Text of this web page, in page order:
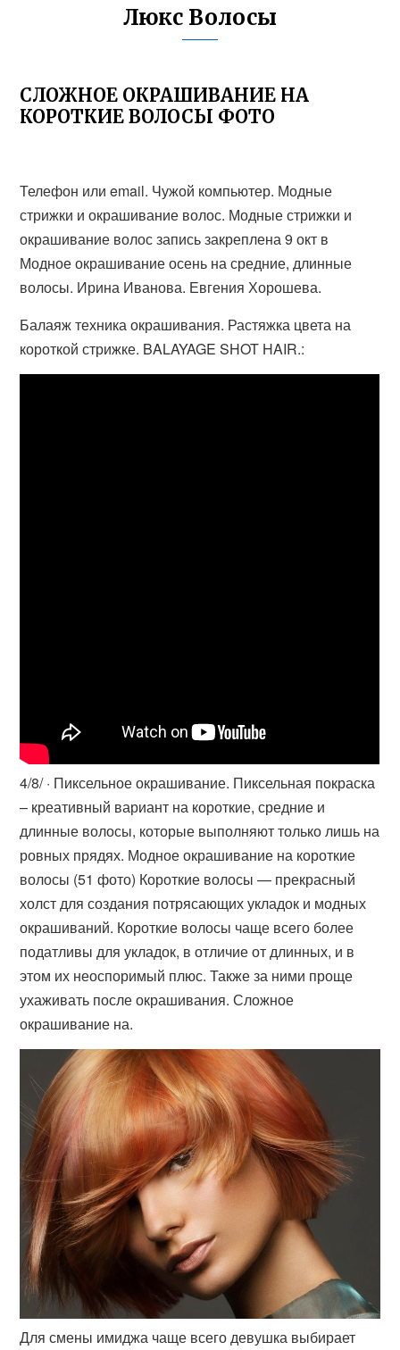
Люкс Волосы
СЛОЖНОЕ ОКРАШИВАНИЕ НА
КОРОТКИЕ ВОЛОСЫ ФОТО
Телефон или email. Чужой компьютер. Модные
стрижки и окрашивание волос. Модные стрижки и
окрашивание волос запись закреплена 9 окт в
Модное окрашивание осень на средние, длинные
волосы. Ирина Иванова. Евгения Хорошева.
Балаяж техника окрашивания. Растяжка цвета на
короткой стрижке. BALAYAGE SHOT HAIR.:
4/8/ · Пиксельное окрашивание. Пиксельная покраска
– креативный вариант на короткие, средние и
длинные волосы, которые выполняют только лишь на
ровных прядях. Модное окрашивание на короткие
волосы (51 фото) Короткие волосы — прекрасный
холст для создания потрясающих укладок и модных
окрашиваний. Короткие волосы чаще всего более
податливы для укладок, в отличие от длинных, и в
этом их неоспоримый плюс. Также за ними проще
ухаживать после окрашивания. Сложное
окрашивание на.
Для смены имиджа чаще всего девушка выбирает